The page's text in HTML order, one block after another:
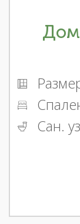
Дом
Сан.